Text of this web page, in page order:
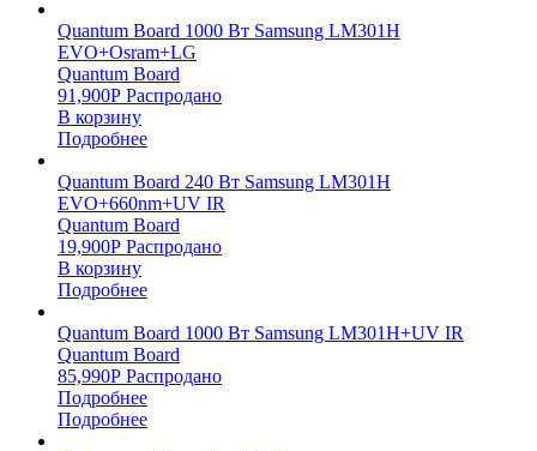
Quantum Board 1000 Вт Samsung LM301H
EVO+Osram+LG
Quantum Board
91,900Р Распродано
В корзину
Подробнее
Quantum Board 240 Вт Samsung LM301H
EVO+660nm+UV IR
Quantum Board
19,900Р Распродано
В корзину
Подробнее
Quantum Board 1000 Вт Samsung LM301H+UV IR
Quantum Board
85,990Р Распродано
Подробнее
Подробнее